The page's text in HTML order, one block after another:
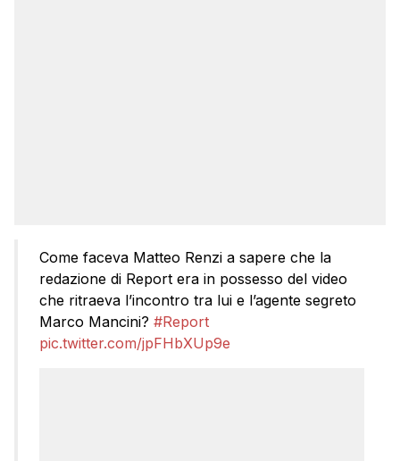
Come faceva Matteo Renzi a sapere che la
redazione di Report era in possesso del video
che ritraeva l’incontro tra lui e l’agente segreto
Marco Mancini? #Report
pic.twitter.com/jpFHbXUp9e